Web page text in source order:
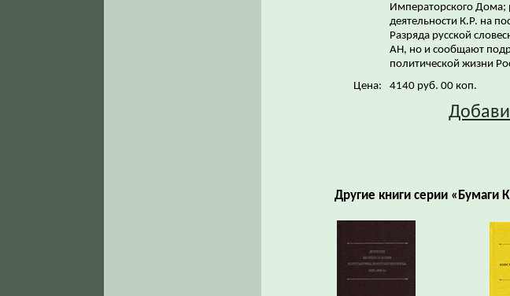
Императорского Дома;
деятельности К.Р. на
Разряда русской
АН, но и сообщают
политической жизни
Цена:
4140 руб. 00 коп.
Другие книги серии «Бумаги